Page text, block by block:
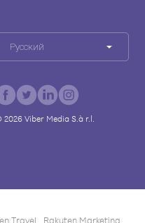
Русский
2026Viber Media S.à r.l.
Travel Rakuten Marketing